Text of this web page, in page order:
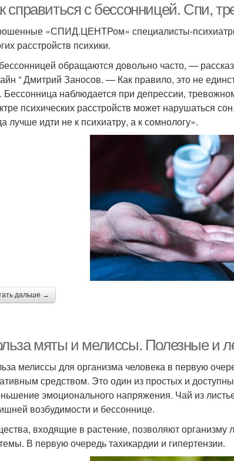
справиться с бессонницей. Спи,
«СПИД.ЦЕНТРом» специалисты-
расстройств психики.
обращаются довольно часто, —
” Дмитрий Заносов. — Как правило, это не
Бессонница наблюдается при депрессии,
психических расстройств может нарушаться
лучше идти не к психиатру, а к сомнологу».
дальше →
мяты и мелиссы. Полезные и
мелиссы для организма человека в первую
средством. Это один из простых и
эмоционального напряжения. Чай из
возбудимости и бессоннице.
входящие в растение, позволяют организму
В первую очередь тахикардии и гипертензии.